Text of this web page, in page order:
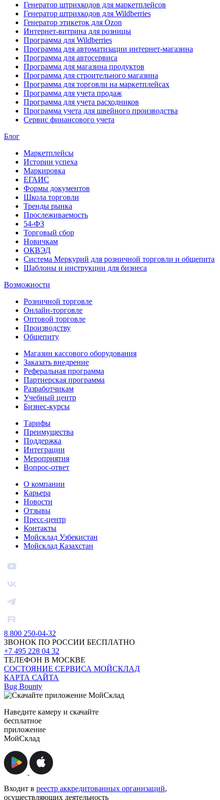
Генератор штрихкодов для маркетплейсов
Генератор штрихкодов для Wildberries
Генератор этикеток для Ozon
Интернет-витрина для розницы
Программа для Wildberries
Программа для автоматизации интернет-магазина
Программа для автосервиса
Программа для магазина продуктов
Программа для строительного магазина
Программа для торговли на маркетплейсах
Программа для учета продаж
Программа для учета расходников
Программа учета для швейного производства
Сервис финансового учета
Блог
Маркетплейсы
Истории успеха
Маркировка
ЕГАИС
Формы документов
Школа торговли
Тренды рынка
Прослеживаемость
54-ФЗ
Торговый сбор
Новичкам
ОКВЭД
Система Меркурий для розничной торговли и общепита
Шаблоны и инструкции для бизнеса
Возможности
Розничной торговле
Онлайн-торговле
Оптовой торговле
Производству
Общепиту
Магазин кассового оборудования
Заказать внедрение
Реферальная программа
Партнерская программа
Разработчикам
Учебный центр
Бизнес‑курсы
Тарифы
Преимущества
Поддержка
Интеграции
Мероприятия
Вопрос-ответ
О компании
Карьера
Новости
Отзывы
Пресс-центр
Контакты
Мойсклад Узбекистан
Мойсклад Казахстан
8 800 250-04-32
ЗВОНОК ПО РОССИИ БЕСПЛАТНО
+7 495 228 04 32
ТЕЛЕФОН В МОСКВЕ
СОСТОЯНИЕ СЕРВИСА МОЙСКЛАД
КАРТА САЙТА
Bug Bounty
Наведите камеру и скачайте
бесплатное
приложение
МойСклад
Входит в реестр аккредитованных организаций,
осуществляющих деятельность